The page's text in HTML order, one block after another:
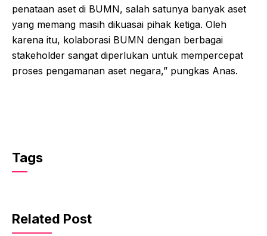
penataan aset di BUMN, salah satunya banyak aset
yang memang masih dikuasai pihak ketiga. Oleh
karena itu, kolaborasi BUMN dengan berbagai
stakeholder sangat diperlukan untuk mempercepat
proses pengamanan aset negara,” pungkas Anas.
Tags
Related Post